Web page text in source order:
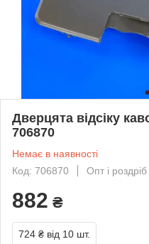
Дверцята відсіку
706870
Немає в наявності
Код: 706870
Опт і роздріб
882 ₴
724 ₴ від 10 шт.